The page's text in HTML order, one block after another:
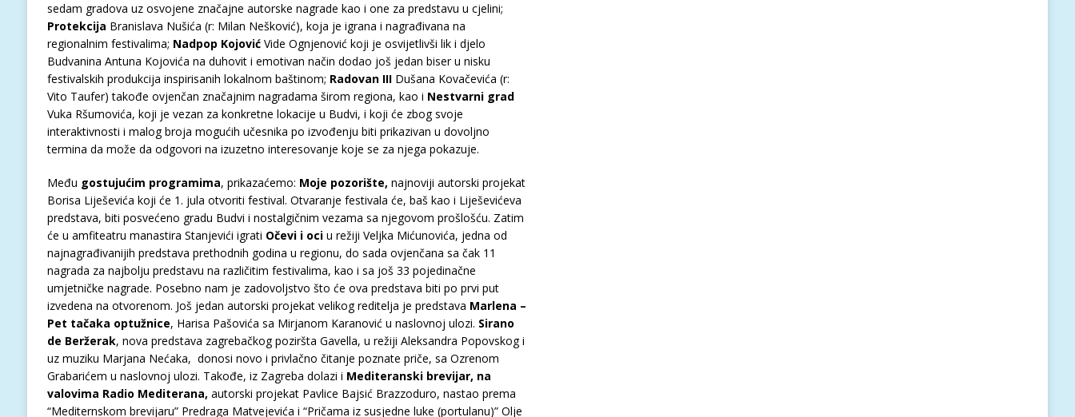
sedam gradova uz osvojene značajne autorske nagrade kao i one za predstavu u cjelini;
Protekcija Branislava Nušića (r: Milan Nešković), koja je igrana i nagrađivana na
regionalnim festivalima; Nadpop Kojović Vide Ognjenović koji je osvijetlivši lik i djelo
Budvanina Antuna Kojovića na duhovit i emotivan način dodao još jedan biser u nisku
festivalskih produkcija inspirisanih lokalnom baštinom; Radovan III Dušana Kovačevića (r:
Vito Taufer) takođe ovjenčan značajnim nagradama širom regiona, kao i Nestvarni grad
Vuka Ršumovića, koji je vezan za konkretne lokacije u Budvi, i koji će zbog svoje
interaktivnosti i malog broja mogućih učesnika po izvođenju biti prikazivan u dovoljno
termina da može da odgovori na izuzetno interesovanje koje se za njega pokazuje.
Među gostujućim programima, prikazaćemo: Moje pozorište, najnoviji autorski projekat
Borisa Liješevića koji će 1. jula otvoriti festival. Otvaranje festivala će, baš kao i Liješevićeva
predstava, biti posvećeno gradu Budvi i nostalgičnim vezama sa njegovom prošlošću. Zatim
će u amfiteatru manastira Stanjevići igrati Očevi i ociu režiji Veljka Mićunovića, jedna od
najnagrađivanijih predstava prethodnih godina u regionu, do sada ovjenčana sa čak 11
nagrada za najbolju predstavu na različitim festivalima, kao i sa još 33 pojedinačne
umjetničke nagrade. Posebno nam je zadovoljstvo što će ova predstava biti po prvi put
izvedena na otvorenom. Još jedan autorski projekat velikog reditelja je predstava Marlena –
Pet tačaka optužnice, Harisa Pašovića sa Mirjanom Karanović u naslovnoj ulozi. Sirano
de Beržerak, nova predstava zagrebačkog poziršta Gavella, u režiji Aleksandra Popovskog i
uz muziku Marjana Nećaka, donosi novo i privlačno čitanje poznate priče, sa Ozrenom
Grabarićem u naslovnoj ulozi. Takođe, iz Zagreba dolazi i Mediteranski brevijar, na
valovima Radio Mediterana, autorski projekat Pavlice Bajsić Brazzoduro, nastao prema
“Mediternskom brevijaru” Predraga Matvejevića i “Pričama iz susjedne luke (portulanu)” Olje